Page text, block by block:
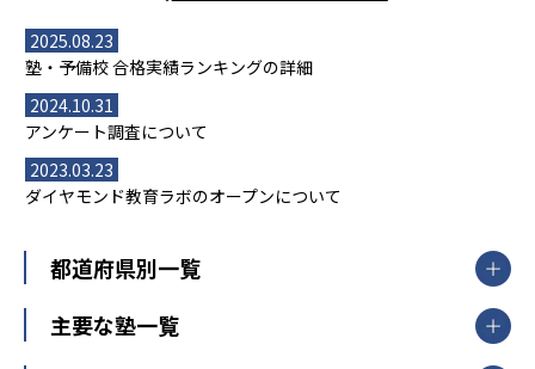
2025.08.23
塾・予備校 合格実績ランキングの詳細
2024.10.31
アンケート調査について
2023.03.23
ダイヤモンド教育ラボのオープンについて
都道府県別一覧
北海道・東北
主要な塾一覧